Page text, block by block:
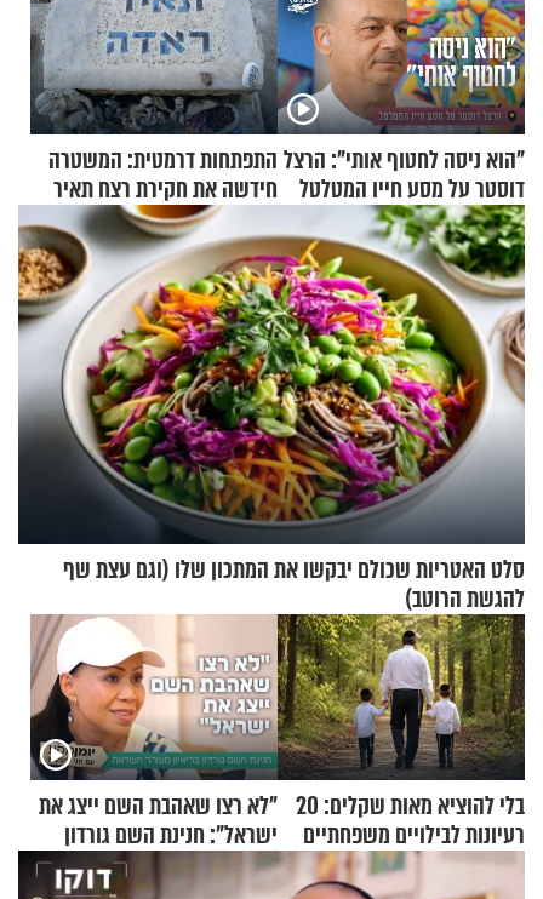
"הוא ניסה לחטוף אותי": הרצל
דוסטר על מסע חייו המטלטל
התפתחות דרמטית: המשטרה
חידשה את חקירת רצח תאיר
סלט האטריות שכולם יבקשו את המתכון שלו (וגם עצת שף
להגשת הרוטב)
בלי להוציא מאות שקלים: 20
רעיונות לבילויים משפחתיים
כמעט בחינם
"לא רצו שאהבת השם ייצג את
ישראל": חנינת השם גורדון
בריאיון מעורר השראה